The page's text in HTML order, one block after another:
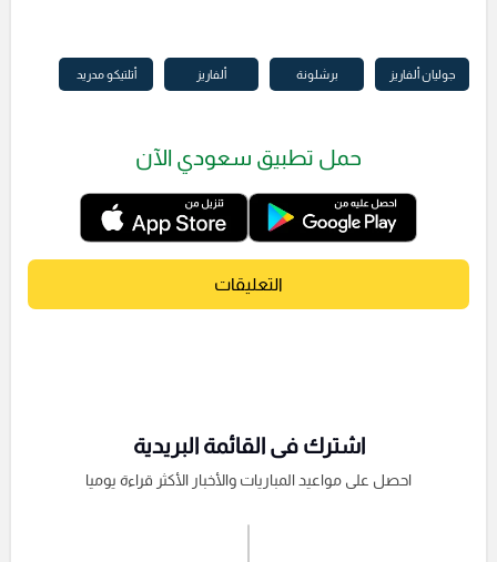
جوليان ألفاريز برشلونة ألفاريز أتلتيكو مدريد
حمل تطبيق سعودي الآن
التعليقات
اشترك فى القائمة البريدية
احصل على مواعيد المباريات والأخبار الأكثر قراءة يوميا